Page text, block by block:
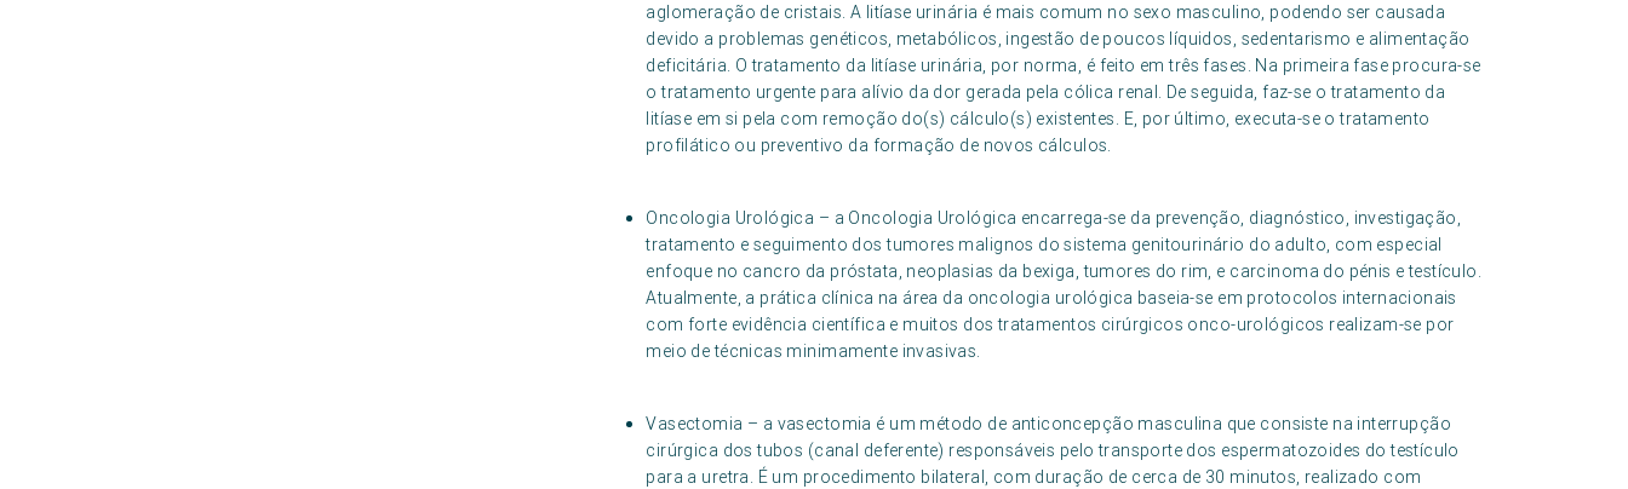
aglomeração de cristais. A litíase urinária é mais comum no sexo masculino, podendo ser causada
devido a problemas genéticos, metabólicos, ingestão de poucos líquidos, sedentarismo e alimentação
deficitária. O tratamento da litíase urinária, por norma, é feito em três fases. Na primeira fase procura-se
o tratamento urgente para alívio da dor gerada pela cólica renal. De seguida, faz-se o tratamento da
litíase em si pela com remoção do(s) cálculo(s) existentes. E, por último, executa-se o tratamento
profilático ou preventivo da formação de novos cálculos.
Oncologia Urológica – a Oncologia Urológica encarrega-se da prevenção, diagnóstico, investigação,
tratamento e seguimento dos tumores malignos do sistema genitourinário do adulto, com especial
enfoque no cancro da próstata, neoplasias da bexiga, tumores do rim, e carcinoma do pénis e testículo.
Atualmente, a prática clínica na área da oncologia urológica baseia-se em protocolos internacionais
com forte evidência científica e muitos dos tratamentos cirúrgicos onco-urológicos realizam-se por
meio de técnicas minimamente invasivas.
Vasectomia – a vasectomia é um método de anticoncepção masculina que consiste na interrupção
cirúrgica dos tubos (canal deferente) responsáveis pelo transporte dos espermatozoides do testículo
para a uretra. É um procedimento bilateral, com duração de cerca de 30 minutos, realizado com